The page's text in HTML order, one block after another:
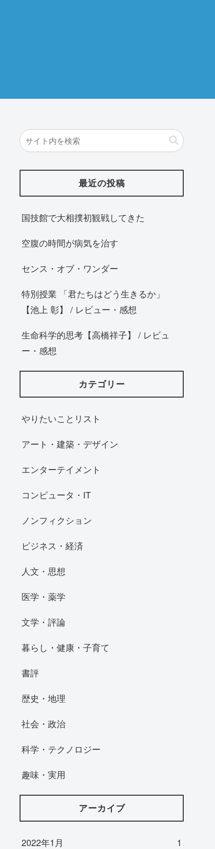
最近の投稿
国技館で大相撲初観戦してきた
空腹の時間が病気を治す
センス・オブ・ワンダー
特別授業 「君たちはどう生きるか」
【池上 彰】 / レビュー・感想
生命科学的思考【高橋祥子】 / レビュ
ー・感想
カテゴリー
やりたいことリスト
アート・建築・デザイン
エンターテイメント
コンピュータ・IT
ノンフィクション
ビジネス・経済
人文・思想
医学・薬学
文学・評論
暮らし・健康・子育て
書評
歴史・地理
社会・政治
科学・テクノロジー
趣味・実用
アーカイブ
2022年1月
1